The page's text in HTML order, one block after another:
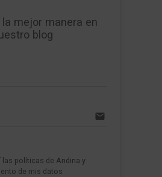
mejor manera en
blog
email
las políticas de Andina y
de mis datos